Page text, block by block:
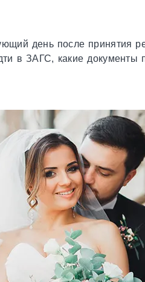
день после принятия
в ЗАГС, какие документы